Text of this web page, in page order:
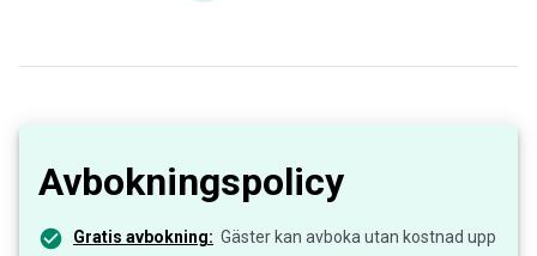
Avbokningspolicy
Gratis avbokning: Gäster kan avboka utan kostnad upp